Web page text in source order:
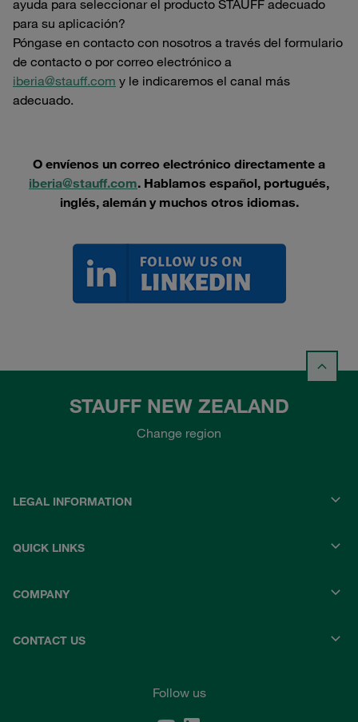
ayuda para seleccionar el producto STAUFF adecuado
para su aplicación?
Póngase en contacto con nosotros a través del formulario
de contacto o por correo electrónico a
iberia@stauff.com y le indicaremos el canal más
adecuado.
O envíenos un correo electrónico directamente a
iberia@stauff.com. Hablamos español, portugués,
inglés, alemán y muchos otros idiomas.
STAUFF NEW ZEALAND
Change region
LEGAL INFORMATION
QUICK LINKS
COMPANY
CONTACT US
Follow us